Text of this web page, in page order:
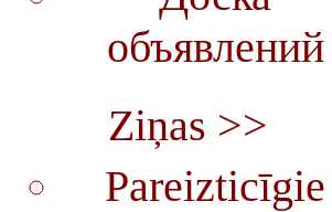
объявлений
Ziņas >>
Pareizticīgie